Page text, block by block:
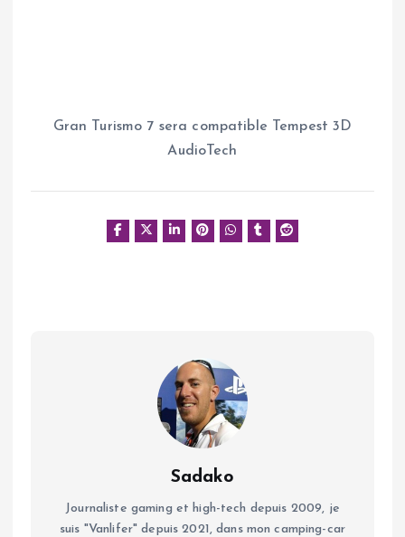
Gran Turismo 7 sera compatible Tempest 3D
AudioTech
Sadako
Journaliste gaming et high-tech depuis 2009, je
suis "Vanlifer" depuis 2021, dans mon camping-car